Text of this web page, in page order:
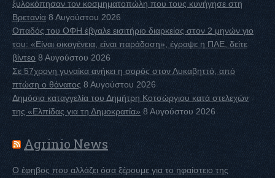
ξυλοκόπησαν τον κοσμηματοπώλη που τους κυνήγησε στη
Βρετανία 8 Αυγούστου 2026
Οπαδός του ΟΦΗ έβγαλε εισιτήριο διαρκείας στον 2 μηνών γιο
του: «Είναι οικογένεια, είναι παράδοση», έγραψε η ΠΑΕ, δείτε
βίντεο 8 Αυγούστου 2026
Σε 57χρονη γυναίκα ανήκει η σορός στον Λυκαβηττό, από
πτώση ο θάνατος 8 Αυγούστου 2026
Δημόσια καταγγελία του Δημήτρη Κοτσώργιου κατά στελεχών
της «Ελπίδας για τη Δημοκρατία» 8 Αυγούστου 2026
Agrinio News
Ο έφηβος που αλλάζει όσα ξέρουμε για το ηφαίστειο της